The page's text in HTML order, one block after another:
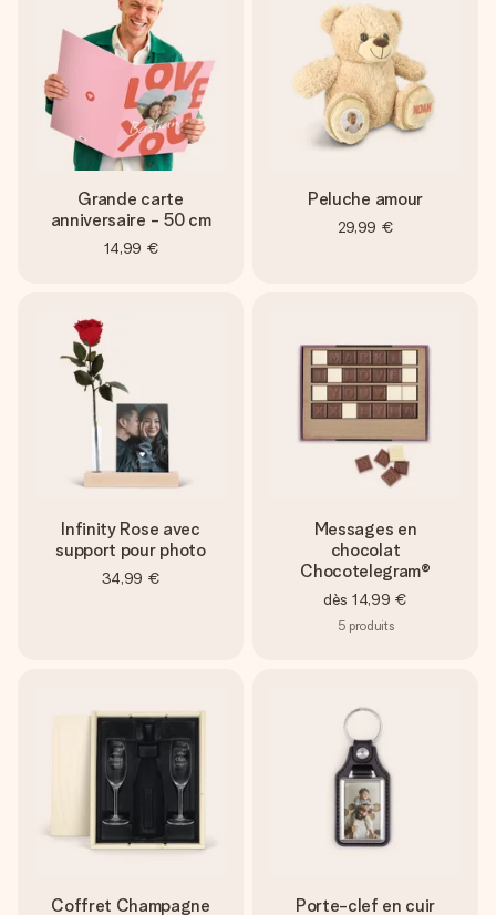
Grande carte
anniversaire - 50 cm
14,99 €
Peluche amour
29,99 €
Infinity Rose avec
support pour photo
34,99 €
Messages en
chocolat
Chocotelegram®
dès 14,99 €
5 produits
Coffret Champagne
Porte-clef en cuir